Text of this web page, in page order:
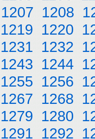
1207 1208
1219 1220
1231 1232
1243 1244
1255 1256
1267 1268
1279 1280
1291 1292